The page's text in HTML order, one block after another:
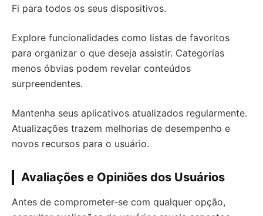
Fi para todos os seus dispositivos.
Explore funcionalidades como listas de favoritos
para organizar o que deseja assistir. Categorias
menos óbvias podem revelar conteúdos
surpreendentes.
Mantenha seus aplicativos atualizados regularmente.
Atualizações trazem melhorias de desempenho e
novos recursos para o usuário.
Avaliações e Opiniões dos Usuários
Antes de comprometer-se com qualquer opção,